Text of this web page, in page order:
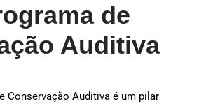
de
Auditiva
Conservação Auditiva é um pilar